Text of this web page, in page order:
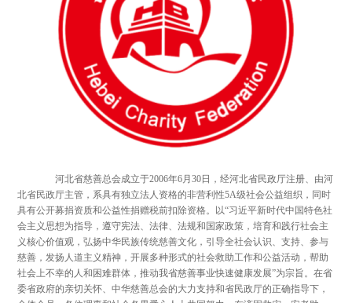
河北省慈善总会成立于2006年6月30日，经河北省民政厅注册、由河
北省民政厅主管，系具有独立法人资格的非营利性5A级社会公益组织，同时
具有公开募捐资质和公益性捐赠税前扣除资格。以“习近平新时代中国特色社
会主义思想为指导，遵守宪法、法律、法规和国家政策，培育和践行社会主
义核心价值观，弘扬中华民族传统慈善文化，引导全社会认识、支持、参与
慈善，发扬人道主义精神，开展多种形式的社会救助工作和公益活动，帮助
社会上不幸的人和困难群体，推动我省慈善事业快速健康发展”为宗旨。在省
委省政府的亲切关怀、中华慈善总会的大力支持和省民政厅的正确指导下，